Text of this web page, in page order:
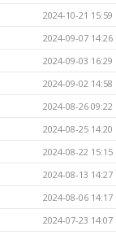
2024-10-21 15:59
2024-09-07 14:26
2024-09-03 16:29
2024-09-02 14:58
2024-08-26 09:22
2024-08-25 14:20
2024-08-22 15:15
2024-08-13 14:27
2024-08-06 14:17
2024-07-23 14:07